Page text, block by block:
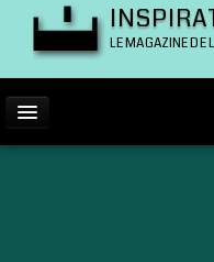
LE MAGAZINE DE